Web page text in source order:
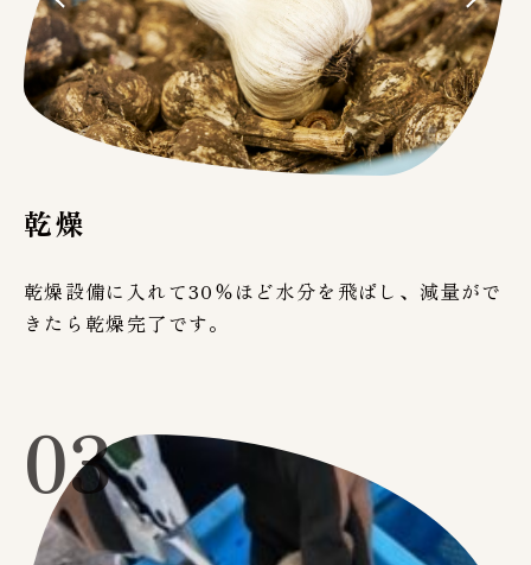
乾燥
乾燥設備に入れて30％ほど水分を飛ばし、減量がで
きたら乾燥完了です。
03